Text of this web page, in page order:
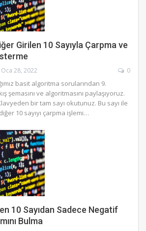
Girilen 10 Sayıyla Çarpma ve
Oca 28, 2022 0
basit algoritma sorularından 9.
şemasını ve algoritmasını paylaşıyoruz.
bir tam sayı okutunuz. Bu sayı ile
10 sayıyı çarpma işlemi…
10 Sayıdan Sadece Negatif
Bulma